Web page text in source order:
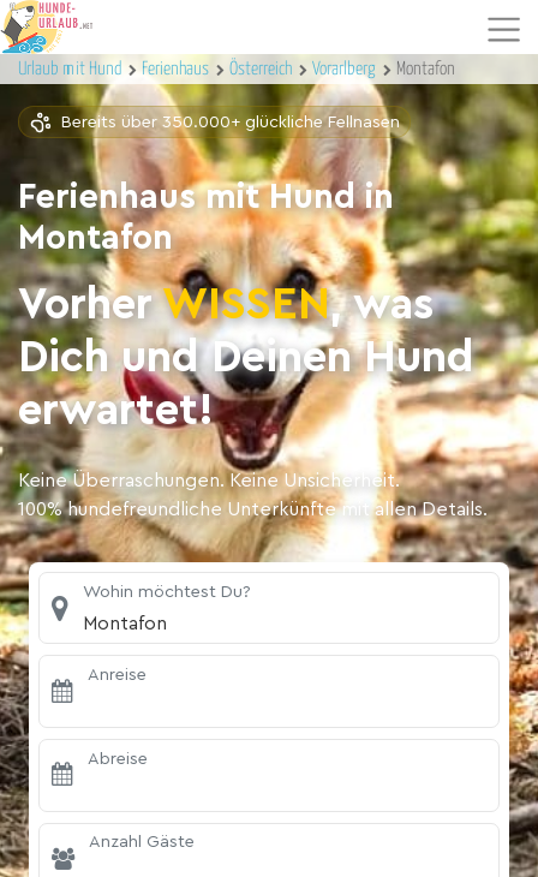
Urlaub mit Hund Ferienhaus Österreich Vorarlberg Montafon
Bereits über 350.000+ glückliche Fellnasen
Ferienhaus mit Hund in
Montafon
VorherWISSEN, was
Dich und Deinen Hund
erwartet!
Keine Überraschungen. Keine Unsicherheit.
100% hundefreundliche Unterkünfte mit allen Details.
Wohin möchtest Du?
Montafon
Anreise
Abreise
Anzahl Gäste